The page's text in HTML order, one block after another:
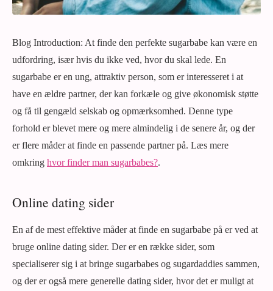
Blog Introduction: At finde den perfekte sugarbabe kan være en
udfordring, især hvis du ikke ved, hvor du skal lede. En
sugarbabe er en ung, attraktiv person, som er interesseret i at
have en ældre partner, der kan forkæle og give økonomisk støtte
og få til gengæld selskab og opmærksomhed. Denne type
forhold er blevet mere og mere almindelig i de senere år, og der
er flere måder at finde en passende partner på. Læs mere
omkring hvor finder man sugarbabes?.
Online dating sider
En af de mest effektive måder at finde en sugarbabe på er ved at
bruge online dating sider. Der er en række sider, som
specialiserer sig i at bringe sugarbabes og sugardaddies sammen,
og der er også mere generelle dating sider, hvor det er muligt at